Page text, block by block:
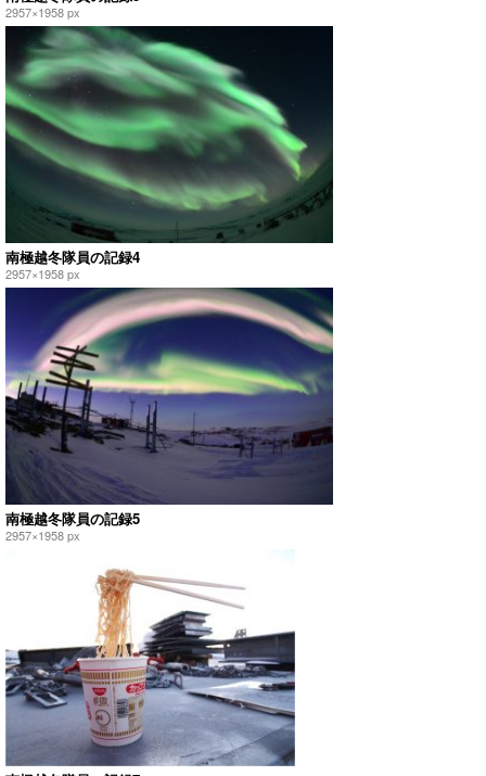
2957×1958 px
南極越冬隊員の記録4
2957×1958 px
南極越冬隊員の記録5
2957×1958 px